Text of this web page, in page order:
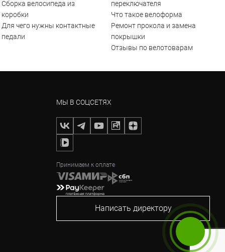
Сборка велосипеда из
коробки
Для чего нужны контактные
педали
переключателя
Что такое велоформа
Ремонт прокола и замена
покрышки
Отзывы по велотоварам
МЫ В СОЦСЕТЯХ
Принимаем к оплате
Написать директору